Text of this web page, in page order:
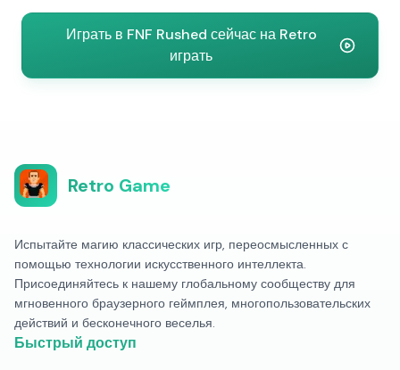
Играть в FNF Rushed сейчас на Retro
играть
Retro Game
Испытайте магию классических игр, переосмысленных с
помощью технологии искусственного интеллекта.
Присоединяйтесь к нашему глобальному сообществу для
мгновенного браузерного геймплея, многопользовательских
действий и бесконечного веселья.
Быстрый доступ